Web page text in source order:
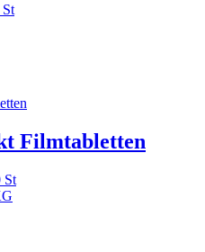
Filmtabletten
St